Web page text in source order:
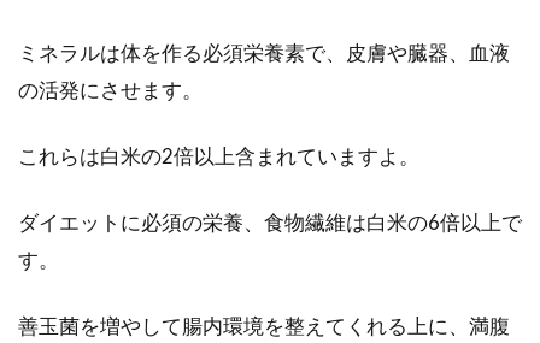
ミネラルは体を作る必須栄養素で、皮膚や臓器、血液
の活発にさせます。
これらは白米の2倍以上含まれていますよ。
ダイエットに必須の栄養、食物繊維は白米の6倍以上で
す。
善玉菌を増やして腸内環境を整えてくれる上に、満腹